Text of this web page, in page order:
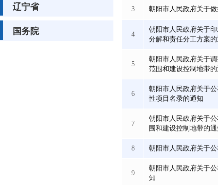
辽宁省
国务院
3 朝阳市人民政府关于
4
朝阳市人民政府关于
分解和责任分工方案
5
朝阳市人民政府关于
范围和建设控制地带
6
朝阳市人民政府关于
性项目名录的通知
7
朝阳市人民政府关于
围和建设控制地带的
8 朝阳市人民政府关于
9
朝阳市人民政府关于
知